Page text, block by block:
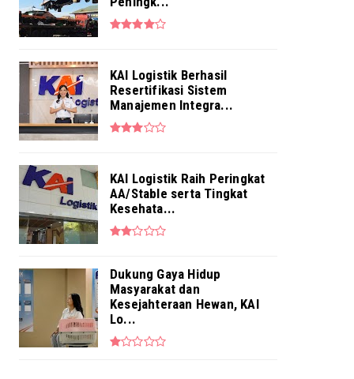
Aug 04, 2026
Pekerja BRI Region 6 Gelar
Pengajian Bersama
Aug 03, 2026
KAI Logistik Berhasil
Resertifikasi Sistem
Manajemen Integra...
KAI Logistik Raih Peringkat
AA/Stable serta Tingkat
Kesehata...
Dukung Gaya Hidup
Masyarakat dan
Kesejahteraan Hewan, KAI
Lo...